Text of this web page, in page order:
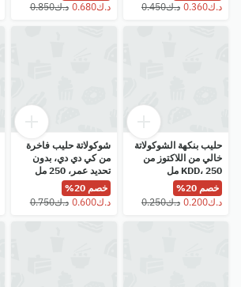
⁦د.ك0.680⁩
⁦د.ك0.850⁩
حليب بنكهة الشوكولاتة
خالي من اللاكتوز من
KDD، 250 مل
خصم 20%
شوكولاتة حليب فاخرة
من كي دي دي، بدون
تحديد عمر، 250 مل
خصم 20%
⁦د.ك0.600⁩
⁦د.ك0.750⁩